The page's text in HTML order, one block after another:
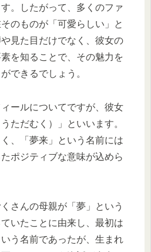
。したがって、多くのファ
のものが「可愛らしい」と
見た目だけでなく、彼女の
を知ることで、その魅力を
できるでしょう。
ールについてですが、彼女
ただむく）」といいます。
、「夢来」という名前には
ポジティブな意味が込めら
さんの母親が「夢」という
いたことに由来し、最初は
いう名前であったが、生まれ